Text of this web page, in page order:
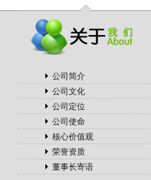
公司简介
公司文化
公司定位
公司使命
核心价值观
荣誉资质
董事长寄语
周转箱厂家
铝方通厂家
全屋吊顶
切管锯片
移动制砂机
无缝方管
蔚蓝留学
篮球馆运动木地板
钢模台 盼盼木门
马来西亚英迪大学
钢格板 展览设计
转子泵